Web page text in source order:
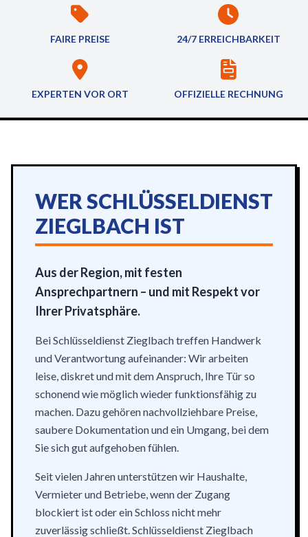
FAIRE PREISE 24/7 ERREICHBARKEIT
EXPERTEN VOR ORT OFFIZIELLE RECHNUNG
WER SCHLÜSSELDIENST
ZIEGLBACH IST
Aus der Region, mit festen
Ansprechpartnern – und mit Respekt vor
Ihrer Privatsphäre.
Bei Schlüsseldienst Zieglbach treffen Handwerk
und Verantwortung aufeinander: Wir arbeiten
leise, diskret und mit dem Anspruch, Ihre Tür so
schonend wie möglich wieder funktionsfähig zu
machen. Dazu gehören nachvollziehbare Preise,
saubere Dokumentation und ein Umgang, bei dem
Sie sich gut aufgehoben fühlen.
Seit vielen Jahren unterstützen wir Haushalte,
Vermieter und Betriebe, wenn der Zugang
blockiert ist oder ein Schloss nicht mehr
zuverlässig schließt. Schlüsseldienst Zieglbach